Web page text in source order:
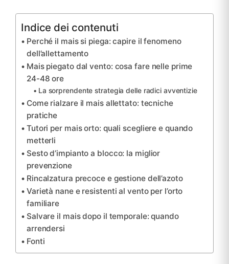
Indice dei contenuti
Perché il mais si piega: capire il fenomeno
dell’allettamento
Mais piegato dal vento: cosa fare nelle prime
24-48 ore
La sorprendente strategia delle radici avventizie
Come rialzare il mais allettato: tecniche
pratiche
Tutori per mais orto: quali scegliere e quando
metterli
Sesto d’impianto a blocco: la miglior
prevenzione
Rincalzatura precoce e gestione dell’azoto
Varietà nane e resistenti al vento per l’orto
familiare
Salvare il mais dopo il temporale: quando
arrendersi
Fonti